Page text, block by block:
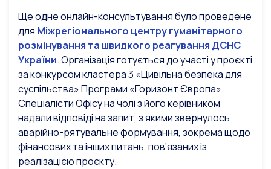
Ще одне онлайн-консультування було проведене
для Міжрегіонального центру гуманітарного
розмінування та швидкого реагування ДСНС
України. Організація готується до участі у проєкті
за конкурсом кластера 3 «Цивільна безпека для
суспільства» Програми «Горизонт Європа».
Спеціалісти Офісу на чолі з його керівником
надали відповіді на запит, з якими звернулось
аварійно-рятувальне формування, зокрема щодо
фінансових та інших питань, пов’язаних із
реалізацією проєкту.